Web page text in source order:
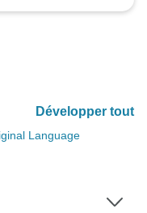
Développer tout
Language